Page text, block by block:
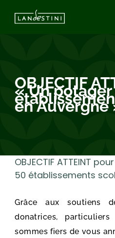
OBJECTIF
« Un
en Auvergne
OBJECTIF ATTEINT
50 établissements
Grâce aux soutiens
donatrices,
sommes fiers de vous